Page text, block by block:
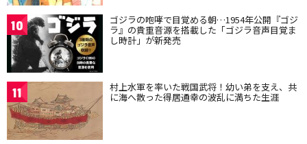
10 ゴジラの咆哮で目覚める朝…1954年公開『ゴジ
ラ』の貴重音源を搭載した「ゴジラ音声目覚ま
し時計」が新発売
11 村上水軍を率いた戦国武将！幼い弟を支え、共
に海へ散った得居通幸の波乱に満ちた生涯